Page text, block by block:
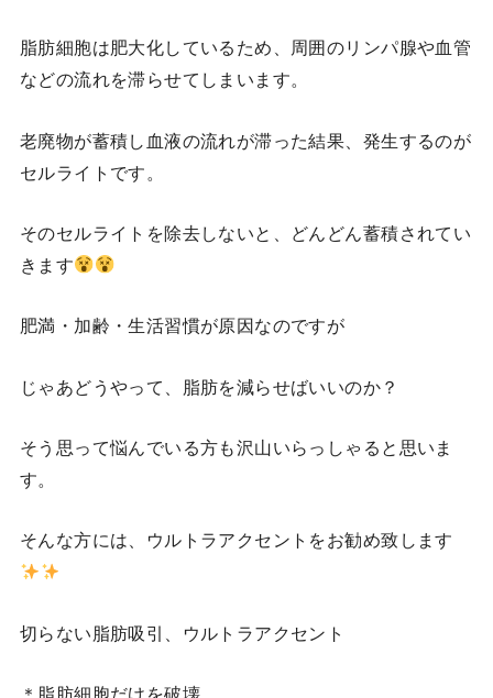
脂肪細胞は肥大化しているため、周囲のリンパ腺や血管
などの流れを滞らせてしまいます。
老廃物が蓄積し血液の流れが滞った結果、発生するのが
セルライトです。
そのセルライトを除去しないと、どんどん蓄積されてい
きます
肥満・加齢・生活習慣が原因なのですが
じゃあどうやって、脂肪を減らせばいいのか？
そう思って悩んでいる方も沢山いらっしゃると思いま
す。
そんな方には、ウルトラアクセントをお勧め致します
切らない脂肪吸引、ウルトラアクセント
＊脂肪細胞だけを破壊